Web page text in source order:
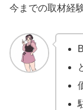
今までの取材経